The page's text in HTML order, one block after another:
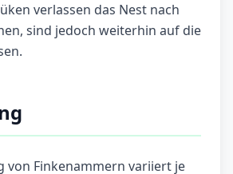
verlassen das Nest nach
sind jedoch weiterhin auf die
von Finkenammern variiert je